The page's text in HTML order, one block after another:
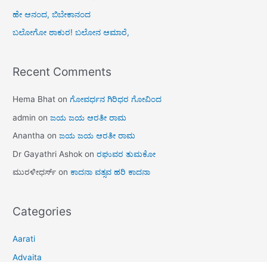
ಹೇ ಆನಂದ, ಬಿಬೇಕಾನಂದ
ಬಲೋಗೋ ಠಾಕುರ! ಬಲೋನ ಆಮಾರೆ,
Recent Comments
Hema Bhat onಗೋವರ್ಧನ ಗಿರಿಧರ ಗೋವಿಂದ
admin onಜಯ ಜಯ ಆರತೀ ರಾಮ
Anantha onಜಯ ಜಯ ಆರತೀ ರಾಮ
Dr Gayathri Ashok onರಘುವರ ತುಮಕೋ
ಮುರಳೀಧರ್ಸ್ onಕಾದನಾ ವತ್ಸವ ಹರಿ ಕಾದನಾ
Categories
Aarati
Advaita